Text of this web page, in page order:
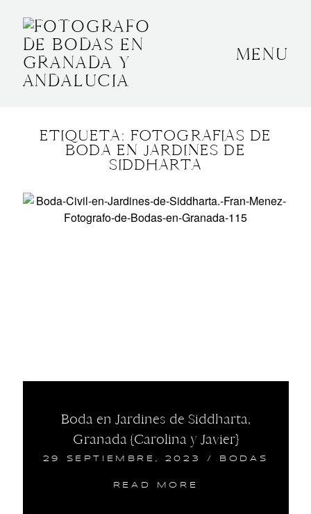
MENU
ETIQUETA: FOTOGRAFIAS DE
BODA EN JARDINES DE
SIDDHARTA
Boda en Jardines de Siddharta,
Granada {Carolina y Javier}
29 SEPTIEMBRE, 2023 / BODAS
READ MORE
BODAS
CONTACTO
OTROS